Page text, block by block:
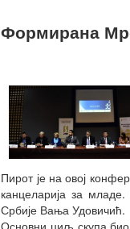
Формирана
Пирот је на овој
канцеларија за
Србије Вања Удовичић.
Основни циљ скупа био